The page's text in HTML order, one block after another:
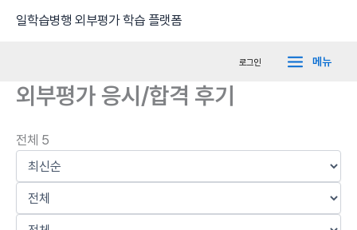
일학습병행 외부평가 학습 플랫폼
로그인
Menu
메뉴
외부평가 응시/합격 후기
전체 5